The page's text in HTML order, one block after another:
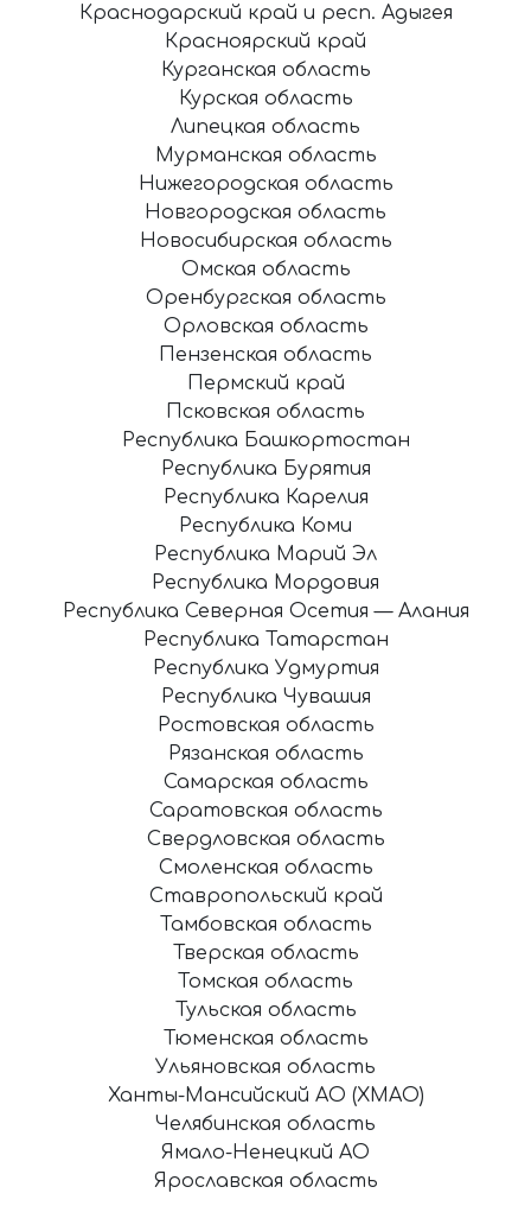
Краснодарский край и респ. Адыгея
Красноярский край
Курганская область
Курская область
Липецкая область
Мурманская область
Нижегородская область
Новгородская область
Новосибирская область
Омская область
Оренбургская область
Орловская область
Пензенская область
Пермский край
Псковская область
Республика Башкортостан
Республика Бурятия
Республика Карелия
Республика Коми
Республика Марий Эл
Республика Мордовия
Республика Северная Осетия — Алания
Республика Татарстан
Республика Удмуртия
Республика Чувашия
Ростовская область
Рязанская область
Самарская область
Саратовская область
Свердловская область
Смоленская область
Ставропольский край
Тамбовская область
Тверская область
Томская область
Тульская область
Тюменская область
Ульяновская область
Ханты-Мансийский АО (ХМАО)
Челябинская область
Ямало-Ненецкий АО
Ярославская область